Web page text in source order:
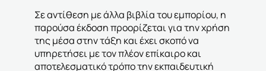
Σε αντίθεση με άλλα βιβλία του εμπορίου, η
παρούσα έκδοση προορίζεται για την χρήση
της μέσα στην τάξη και έχει σκοπό να
υπηρετήσει με τον πλέον επίκαιρο και
αποτελεσματικό τρόπο την εκπαιδευτική